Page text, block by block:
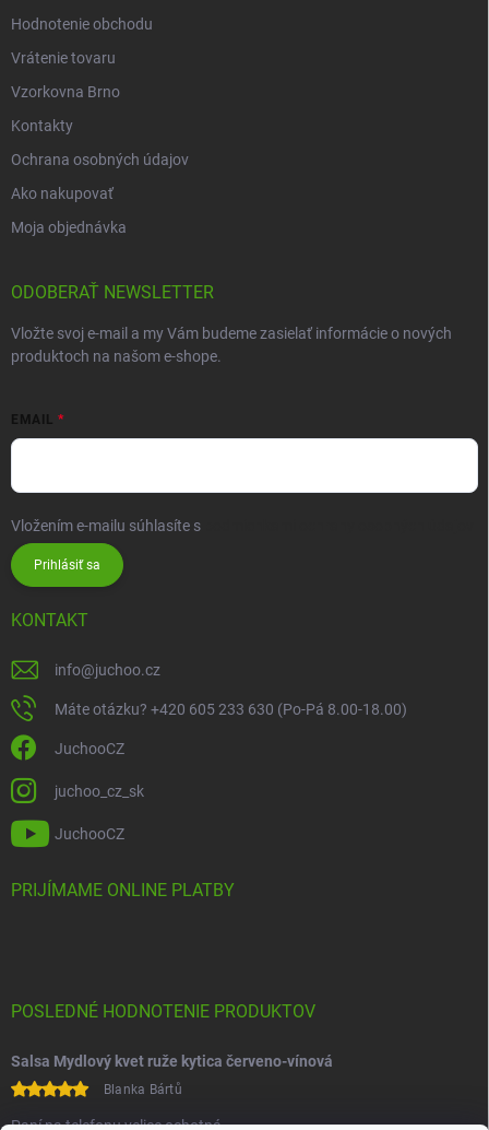
Hodnotenie obchodu
Vrátenie tovaru
Vzorkovna Brno
Kontakty
Ochrana osobných údajov
Ako nakupovať
Moja objednávka
ODOBERAŤ NEWSLETTER
Vložte svoj e-mail a my Vám budeme zasielať informácie o nových
produktoch na našom e-shope.
EMAIL
Vložením e-mailu súhlasíte s
Prihlásiť sa
KONTAKT
info@juchoo.cz
Máte otázku? +420 605 233 630 (Po-Pá 8.00-18.00)
JuchooCZ
juchoo_cz_sk
JuchooCZ
PRIJÍMAME ONLINE PLATBY
POSLEDNÉ HODNOTENIE PRODUKTOV
Salsa Mydlový kvet ruže kytica červeno-vínová
Blanka Bártů
Paní na telefonu velice ochotná